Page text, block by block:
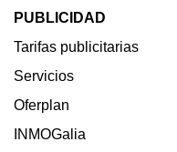
PUBLICIDAD
Tarifas publicitarias
Servicios
Oferplan
INMOGalia